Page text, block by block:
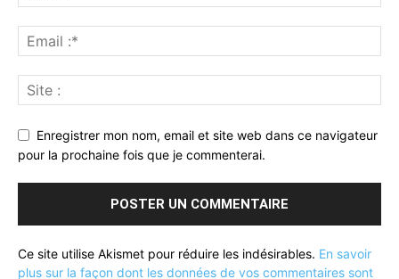
Enregistrer mon nom, email et site web dans ce navigateur
pour la prochaine fois que je commenterai.
Ce site utilise Akismet pour réduire les indésirables. En savoir
plus sur la façon dont les données de vos commentaires sont